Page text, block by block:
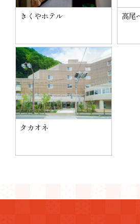
きくやホテル 高尾
タカオネ